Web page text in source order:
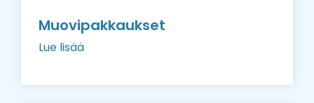
Muovipakkaukset
Lue lisää